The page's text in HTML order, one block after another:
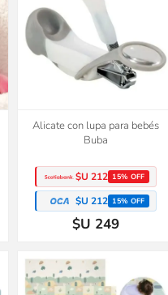
Alicate con lupa para bebés
Buba
$U 212 15% OFF
$U 212 15% OFF
$U 249